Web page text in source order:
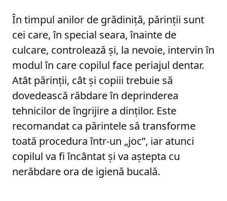
În timpul anilor de grădiniță, părinții sunt
cei care, în special seara, înainte de
culcare, controlează și, la nevoie, intervin în
modul în care copilul face periajul dentar.
Atât părinții, cât și copiii trebuie să
dovedească răbdare în deprinderea
tehnicilor de îngrijire a dinților. Este
recomandat ca părintele să transforme
toată procedura într-un „joc”, iar atunci
copilul va fi încântat și va aștepta cu
nerăbdare ora de igienă bucală.